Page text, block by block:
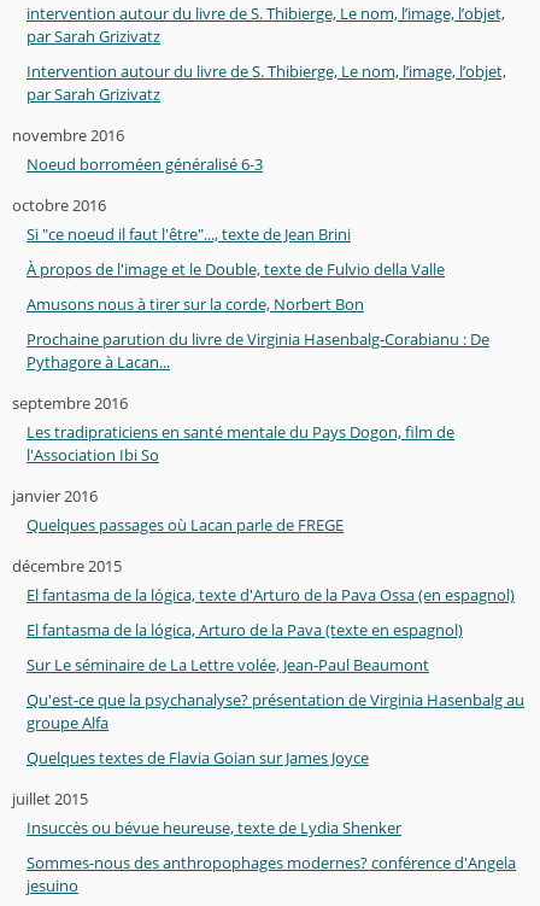
intervention autour du livre de S. Thibierge, Le nom, l’image, l’objet,
par Sarah Grizivatz
Intervention autour du livre de S. Thibierge, Le nom, l’image, l’objet,
par Sarah Grizivatz
novembre 2016
Noeud borroméen généralisé 6-3
octobre 2016
Si "ce noeud il faut l'être"..., texte de Jean Brini
À propos de l'image et le Double, texte de Fulvio della Valle
Amusons nous à tirer sur la corde, Norbert Bon
Prochaine parution du livre de Virginia Hasenbalg-Corabianu : De
Pythagore à Lacan...
septembre 2016
Les tradipraticiens en santé mentale du Pays Dogon, film de
l'Association Ibi So
janvier 2016
Quelques passages où Lacan parle de FREGE
décembre 2015
El fantasma de la lógica, texte d'Arturo de la Pava Ossa (en espagnol)
El fantasma de la lógica, Arturo de la Pava (texte en espagnol)
Sur Le séminaire de La Lettre volée, Jean-Paul Beaumont
Qu'est-ce que la psychanalyse? présentation de Virginia Hasenbalg au
groupe Alfa
Quelques textes de Flavia Goian sur James Joyce
juillet 2015
Insuccès ou bévue heureuse, texte de Lydia Shenker
Sommes-nous des anthropophages modernes? conférence d'Angela
jesuino